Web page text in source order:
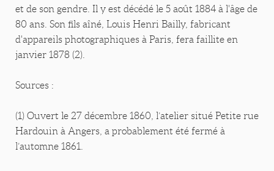
et de son gendre. Il y est décédé le 5 août 1884 à l'âge de
80 ans. Son fils aîné, Louis Henri Bailly, fabricant
d'appareils photographiques à Paris, fera faillite en
janvier 1878 (2).
Sources :
(1) Ouvert le 27 décembre 1860, l’atelier situé Petite rue
Hardouin à Angers, a probablement été fermé à
l’automne 1861.